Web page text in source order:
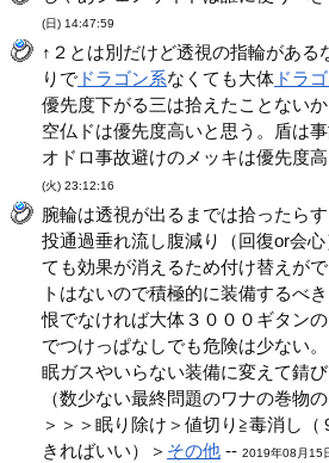
(日) 14:47:59
↑２とは別だけど透視の指輪がある
りで ドラゴン系なくても大体 ドラ
優先度下がる三は拾えたことない
空仏ドは優先度高いと思う。盾は
オドロ事故避けのメッキは優先度
(火) 23:12:16
腕輪は透視が出るまでは拾ったら
投通過垂れ流し腹減り（回復or会
ても効果が消えるため付け替えが
トはないので積極的に装備するべ
恨でなければ大体３０００ギタン
でつけっぱなしでも危険は少ない
眠ガスやいらない装備に変えて錆
（数少ない最終問題のワナの巻物
＞＞＞眠り除け＞値切り≧毒消し
きればいい）＞ その他 --2019年08月15